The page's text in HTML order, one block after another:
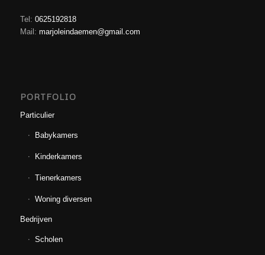
Tel: 0625192818
Mail: marjoleindaemen@gmail.com
PORTFOLIO
Particulier
Babykamers
Kinderkamers
Tienerkamers
Woning diversen
Bedrijven
Scholen